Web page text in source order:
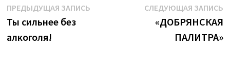
Навигация
по
ПРЕДЫДУЩАЯ ЗАПИСЬПредыдущая
Ты сильнее без
алкоголя!
СЛЕДУЮЩАЯ ЗАПИСЬ
«ДОБРЯНСКАЯ
ПАЛИТРА»